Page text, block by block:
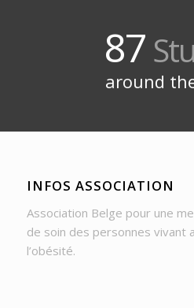
87
around
INFOS ASSOCIATION
Association Belge pour une
de soin des personnes vivant
l’obésité.